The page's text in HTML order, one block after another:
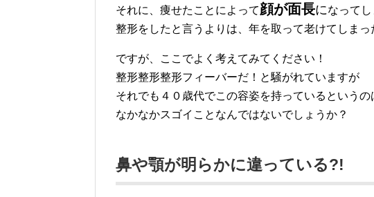
それに、痩せたことによって顔が面長になってし
整形をしたと言うよりは、年を取って老けてしまっ
ですが、ここでよく考えてみてください！
整形整形整形フィーバーだ！と騒がれていますが
それでも４０歳代でこの容姿を持っているというの
なかなかスゴイことなんではないでしょうか？
鼻や顎が明らかに違っている?!